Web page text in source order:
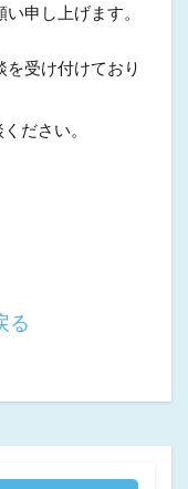
申し上げます。
受け付けており
ださい。
る